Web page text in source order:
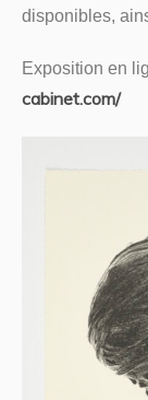
disponibles,
Exposition en
cabinet.com/